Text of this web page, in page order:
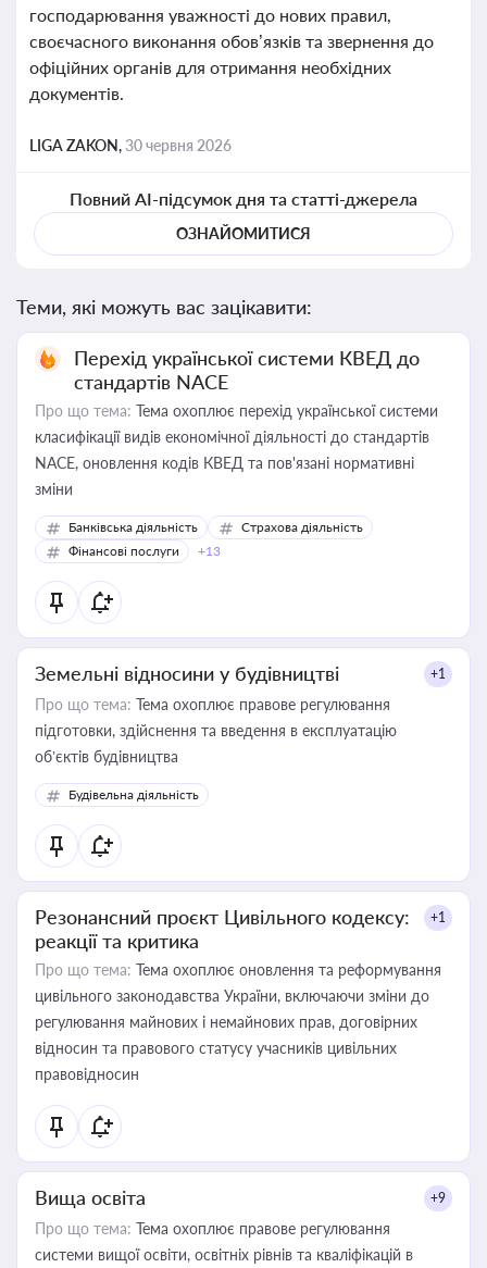
господарювання уважності до нових правил,
своєчасного виконання обов’язків та звернення до
офіційних органів для отримання необхідних
документів.
LIGA ZAKON,30 червня 2026
Повний AI-підсумок дня та статті-джерела
ОЗНАЙОМИТИСЯ
Теми, які можуть вас зацікавити:
Перехід української системи КВЕД до
стандартів NACE
Про що тема: Тема охоплює перехід української системи
класифікації видів економічної діяльності до стандартів
NACE, оновлення кодів КВЕД та пов'язані нормативні
зміни
Банківська діяльність
Страхова діяльність
Фінансові послуги
+13
Земельні відносини у будівництві +1
Про що тема: Тема охоплює правове регулювання
підготовки, здійснення та введення в експлуатацію
об’єктів будівництва
Будівельна діяльність
Резонансний проєкт Цивільного кодексу:
реакції та критика
+1
Про що тема: Тема охоплює оновлення та реформування
цивільного законодавства України, включаючи зміни до
регулювання майнових і немайнових прав, договірних
відносин та правового статусу учасників цивільних
правовідносин
Вища освіта +9
Про що тема: Тема охоплює правове регулювання
системи вищої освіти, освітніх рівнів та кваліфікацій в